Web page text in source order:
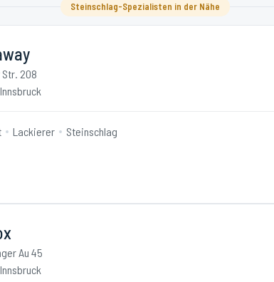
Steinschlag-Spezialisten in der Nähe
Str. 208
Lackierer Steinschlag
Au 45